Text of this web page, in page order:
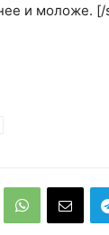
и моложе.